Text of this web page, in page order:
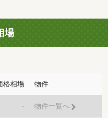
場
格相場 物件
- 物件一覧へ